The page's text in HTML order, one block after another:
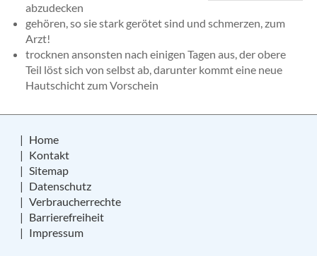
abzudecken
gehören, so sie stark gerötet sind und schmerzen, zum
Arzt!
trocknen ansonsten nach einigen Tagen aus, der obere
Teil löst sich von selbst ab, darunter kommt eine neue
Hautschicht zum Vorschein
Home
Kontakt
Sitemap
Datenschutz
Verbraucherrechte
Barrierefreiheit
Impressum